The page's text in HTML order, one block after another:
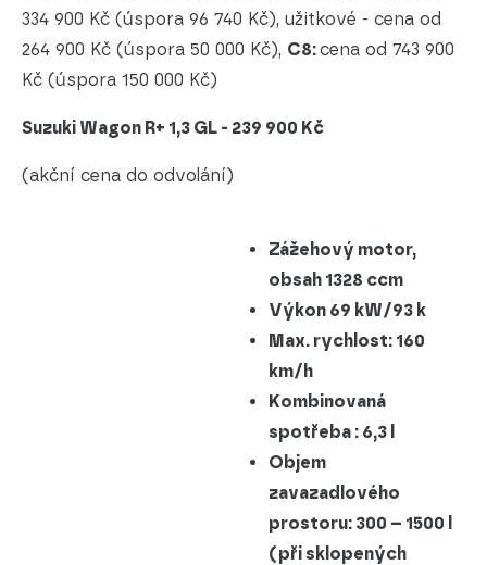
334 900 Kč (úspora 96 740 Kč), užitkové - cena od
264 900 Kč (úspora 50 000 Kč), C8:cena od 743 900
Kč (úspora 150 000 Kč)
Suzuki Wagon R+ 1,3 GL - 239 900 Kč
(akční cena do odvolání)
Zážehový motor,
obsah 1328 ccm
Výkon 69 kW/93 k
Max. rychlost: 160
km/h
Kombinovaná
spotřeba : 6,3 l
Objem
zavazadlového
prostoru: 300 – 1500 l
(při sklopených